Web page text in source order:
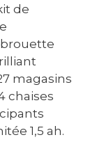
de
brouette
magasins
chaises
1,5 ah.